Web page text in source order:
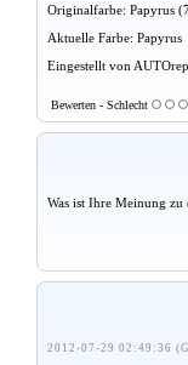
Originalfarbe: Papyrus
Aktuelle Farbe: Papyrus
Eingestellt von
Bewerten - Schlecht
Was ist Ihre Meinung zu
2012-07-29 02:49:36